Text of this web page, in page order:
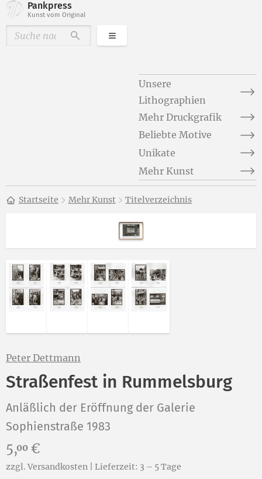
Pankpress
Kunst vom Original
DurchsuchenKategorien
Unsere
Lithographien
Mehr Druckgrafik
Beliebte Motive
Unikate
Mehr Kunst
Startseite Mehr Kunst Titelverzeichnis
Peter Dettmann
Straßenfest in Rummelsburg
Anläßlich der Eröffnung der Galerie
Sophienstraße 1983
Preis:
5,00 €
zzgl. Versandkosten | Lieferzeit: 3 – 5 Tage
Abbildung 2 von „Straßenfest in Rummelsburg“ von
Abbildung 3 von „Straßenfest in
Abbildung 4 von „Straßenfest in
Abbildung 5 von